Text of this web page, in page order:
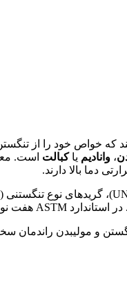
، وانادیم یاکبالت
دما بالا دارند.